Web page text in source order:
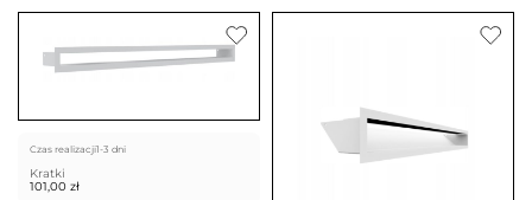
Czas realizacji1-3 dni
Kratki
101,00 zł